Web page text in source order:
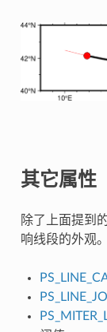
其它属性
除了上面提到
响线段的外观